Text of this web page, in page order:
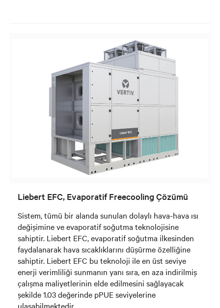
Liebert EFC, Evaporatif Freecooling Çözümü
Sistem, tümü bir alanda sunulan dolaylı hava-hava ısı
değişimine ve evaporatif soğutma teknolojisine
sahiptir. Liebert EFC, evaporatif soğutma ilkesinden
faydalanarak hava sıcaklıklarını düşürme özelliğine
sahiptir. Liebert EFC bu teknoloji ile en üst seviye
enerji verimliliği sunmanın yanı sıra, en aza indirilmiş
çalışma maliyetlerinin elde edilmesini sağlayacak
şekilde 1.03 değerinde pPUE seviyelerine
ulaşabilmektedir.